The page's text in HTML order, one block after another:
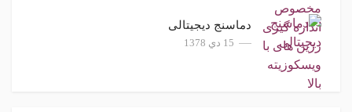
دماسنج دیجیتالی
15 دي 1378